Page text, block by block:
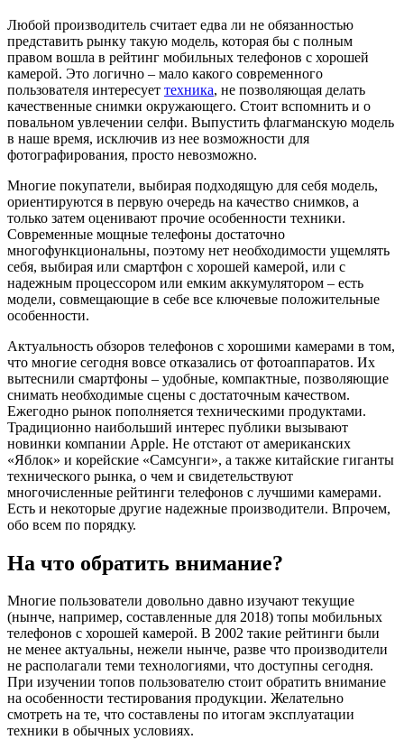
Любой производитель считает едва ли не обязанностью
представить рынку такую модель, которая бы с полным
правом вошла в рейтинг мобильных телефонов с хорошей
камерой. Это логично – мало какого современного
пользователя интересует техника, не позволяющая делать
качественные снимки окружающего. Стоит вспомнить и о
повальном увлечении селфи. Выпустить флагманскую модель
в наше время, исключив из нее возможности для
фотографирования, просто невозможно.
Многие покупатели, выбирая подходящую для себя модель,
ориентируются в первую очередь на качество снимков, а
только затем оценивают прочие особенности техники.
Современные мощные телефоны достаточно
многофункциональны, поэтому нет необходимости ущемлять
себя, выбирая или смартфон с хорошей камерой, или с
надежным процессором или емким аккумулятором – есть
модели, совмещающие в себе все ключевые положительные
особенности.
Актуальность обзоров телефонов с хорошими камерами в том,
что многие сегодня вовсе отказались от фотоаппаратов. Их
вытеснили смартфоны – удобные, компактные, позволяющие
снимать необходимые сцены с достаточным качеством.
Ежегодно рынок пополняется техническими продуктами.
Традиционно наибольший интерес публики вызывают
новинки компании Apple. Не отстают от американских
«Яблок» и корейские «Самсунги», а также китайские гиганты
технического рынка, о чем и свидетельствуют
многочисленные рейтинги телефонов с лучшими камерами.
Есть и некоторые другие надежные производители. Впрочем,
обо всем по порядку.
На что обратить внимание?
Многие пользователи довольно давно изучают текущие
(нынче, например, составленные для 2018) топы мобильных
телефонов с хорошей камерой. В 2002 такие рейтинги были
не менее актуальны, нежели нынче, разве что производители
не располагали теми технологиями, что доступны сегодня.
При изучении топов пользователю стоит обратить внимание
на особенности тестирования продукции. Желательно
смотреть на те, что составлены по итогам эксплуатации
техники в обычных условиях.